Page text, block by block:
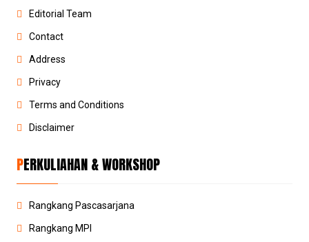
Editorial Team
Contact
Address
Privacy
Terms and Conditions
Disclaimer
PERKULIAHAN & WORKSHOP
Rangkang Pascasarjana
Rangkang MPI